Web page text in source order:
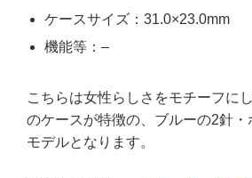
ケースサイズ：31.0×23.0mm
機能等：–
こちらは女性らしさをモチーフに
のケースが特徴の、ブルーの2針・
モデルとなります。